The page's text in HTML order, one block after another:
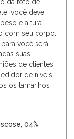
da foto de
você deve
e altura.
com seu corpo.
você será
suas
de clientes
de níveis
os tamanhos
04%